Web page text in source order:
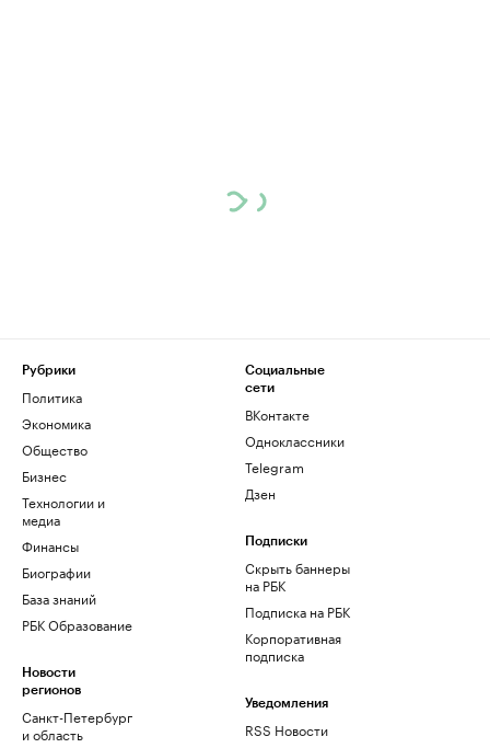
Рубрики
Политика
Экономика
Общество
Бизнес
Технологии и
медиа
Финансы
Биографии
База знаний
РБК Образование
Новости
регионов
Санкт-Петербург
и область
Социальные
сети
ВКонтакте
Одноклассники
Telegram
Дзен
Подписки
Скрыть баннеры
на РБК
Подписка на РБК
Корпоративная
подписка
Уведомления
RSS Новости